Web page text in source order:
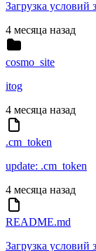
Загрузка условий
4 месяца назад
cosmo_site
itog
4 месяца назад
.cm_token
update: .cm_token
4 месяца назад
README.md
Загрузка условий